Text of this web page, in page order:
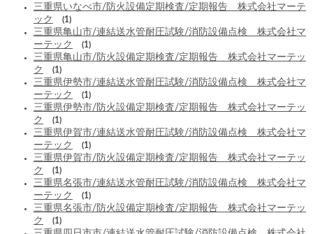
三重県いなべ市/防火設備定期検査/定期報告 株式会社マーテ
ック
(1)
三重県亀山市/連結送水管耐圧試験/消防設備点検 株式会社マ
ーテック
(1)
三重県亀山市/防火設備定期検査/定期報告 株式会社マーテッ
ク
(1)
三重県伊勢市/連結送水管耐圧試験/消防設備点検 株式会社マ
ーテック
(1)
三重県伊勢市/防火設備定期検査/定期報告 株式会社マーテッ
ク
(1)
三重県伊賀市/連結送水管耐圧試験/消防設備点検 株式会社マ
ーテック
(1)
三重県伊賀市/防火設備定期検査/定期報告 株式会社マーテッ
ク
(1)
三重県名張市/連結送水管耐圧試験/消防設備点検 株式会社マ
ーテック
(1)
三重県名張市/防火設備定期検査/定期報告 株式会社マーテッ
ク
(1)